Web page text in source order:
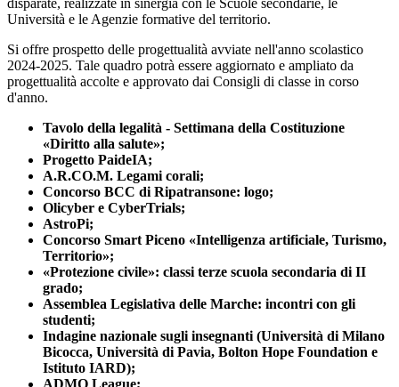
disparate, realizzate in sinergia con le Scuole secondarie, le
Università e le Agenzie formative del territorio.
Si offre prospetto delle progettualità avviate nell'anno scolastico
2024-2025. Tale quadro potrà essere aggiornato e ampliato da
progettualità accolte e approvato dai Consigli di classe in corso
d'anno.
Tavolo della legalità - Settimana della Costituzione
«Diritto alla salute»;
Progetto PaideIA;
A.R.CO.M. Legami corali;
Concorso BCC di Ripatransone: logo;
Olicyber e CyberTrials;
AstroPi;
Concorso Smart Piceno «Intelligenza artificiale, Turismo,
Territorio»;
«Protezione civile»: classi terze scuola secondaria di II
grado;
Assemblea Legislativa delle Marche: incontri con gli
studenti;
Indagine nazionale sugli insegnanti (Università di Milano
Bicocca, Università di Pavia, Bolton Hope Foundation e
Istituto IARD);